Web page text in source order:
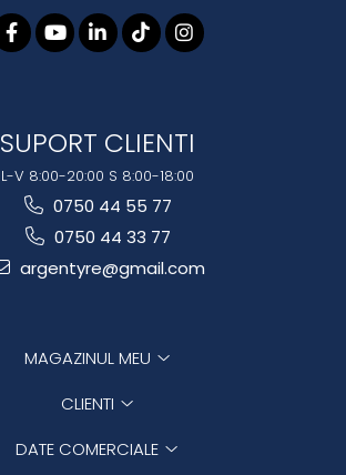
SUPORT CLIENTI
L-V 8:00-20:00 S 8:00-18:00
0750 44 55 77
0750 44 33 77
argentyre@gmail.com
MAGAZINUL MEU
CLIENTI
DATE COMERCIALE